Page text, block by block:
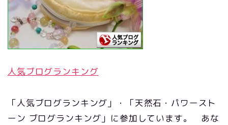
人気ブログランキング
「人気ブログランキング」・「天然石・パワースト
ーン ブログランキング」に参加しています。 あな